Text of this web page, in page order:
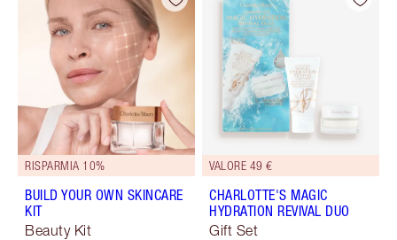
RISPARMIA 10%
BUILD YOUR OWN SKINCARE
KIT
Beauty Kit
VALORE 49 €
CHARLOTTE'S MAGIC
HYDRATION REVIVAL DUO
Gift Set